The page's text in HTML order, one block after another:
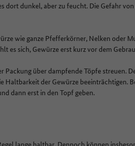
dort dunkel, aber zu feucht. Die Gefahr
wie ganze Pfefferkörner, Nelken oder
es sich, Gewürze erst kurz vor dem
über dampfende Töpfe streuen.
Haltbarkeit der Gewürze beeinträchtigen.
dann erst in den Topf geben.
lange haltbar. Dennoch können